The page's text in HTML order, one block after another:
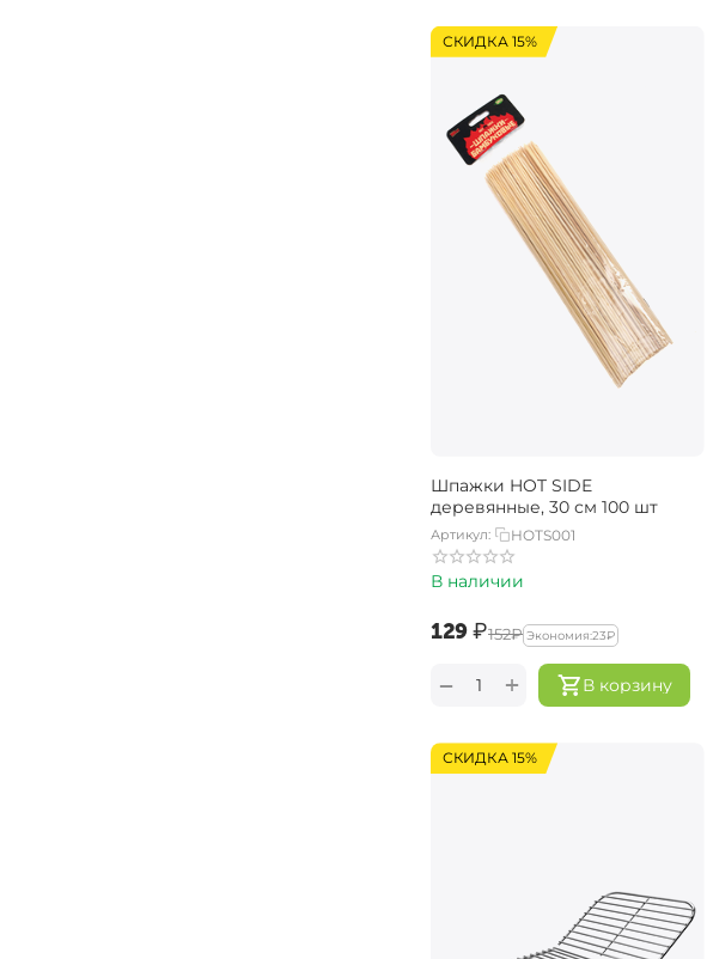
СКИДКА 15%
Шпажки HOT SIDE
деревянные, 30 см 100 шт
Артикул: HOTS001
В наличии
‍129‍₽‍152‍₽ Экономия:‍23‍₽
В корзину
+
−
СКИДКА 15%